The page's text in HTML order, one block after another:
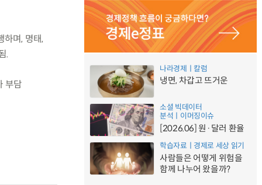
며, 명태,
.
부담
나라경제ㅣ칼럼
냉면, 차갑고 뜨거운
소셜 빅데이터
분석ㅣ이머징이슈
[2026.06] 원·달러 환율
학습자료ㅣ경제로 세상 읽기
사람들은 어떻게 위험을
함께 나누어 왔을까?